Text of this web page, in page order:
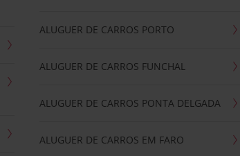
ALUGUER DE CARROS PORTO
ALUGUER DE CARROS FUNCHAL
ALUGUER DE CARROS PONTA DELGADA
ALUGUER DE CARROS EM FARO